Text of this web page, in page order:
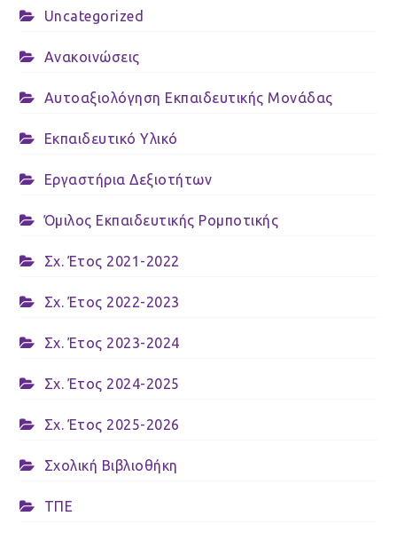
Uncategorized
Ανακοινώσεις
Αυτοαξιολόγηση Εκπαιδευτικής Μονάδας
Εκπαιδευτικό Υλικό
Εργαστήρια Δεξιοτήτων
Όμιλος Εκπαιδευτικής Ρομποτικής
Σχ. Έτος 2021-2022
Σχ. Έτος 2022-2023
Σχ. Έτος 2023-2024
Σχ. Έτος 2024-2025
Σχ. Έτος 2025-2026
Σχολική Βιβλιοθήκη
ΤΠΕ